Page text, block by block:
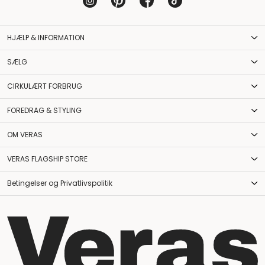
HJÆLP & INFORMATION
SÆLG
CIRKULÆRT FORBRUG
FOREDRAG & STYLING
OM VERAS
VERAS FLAGSHIP STORE
Betingelser og Privatlivspolitik